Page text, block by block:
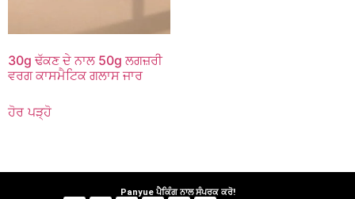
30g ਢੱਕਣ ਦੇ ਨਾਲ 50g ਲਗਜ਼ਰੀ
ਵਰਗ ਕਾਸਮੈਟਿਕ ਗਲਾਸ ਜਾਰ
ਹੋਰ ਪੜ੍ਹੋ
Panyue ਪੈਕਿੰਗ ਨਾਲ ਸੰਪਰਕ ਕਰੋ!